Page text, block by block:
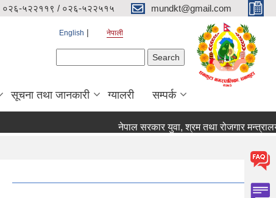
०२६-५२२११९ / ०२६-५२२५१५ mundkt@gmail.com
English नेपाली
सूचना तथा जानकारी ग्यालरी सम्पर्क
नेपाल सरकार युवा, श्रम तथा रोजगार मन्त्रालय